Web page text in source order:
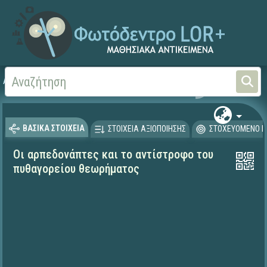
Αρχική
ΒΑΣΙΚΑ ΣΤΟΙΧΕΙΑ ΣΤΟΙΧΕΙΑ ΑΞΙΟΠΟΙΗΣΗΣ ΣΤΟΧΕΥΟΜΕΝΟ
Οι αρπεδονάπτες και το αντίστροφο του
πυθαγορείου θεωρήματος